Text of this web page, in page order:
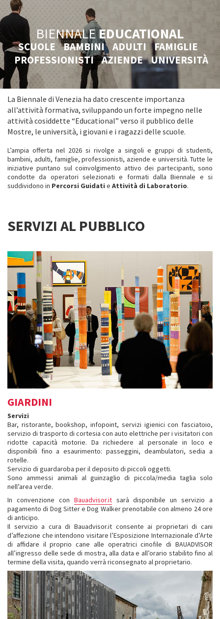
BIENNALEEDUCATIONAL
SCUOLE BAMBINI ADULTI FAMIGLIE
PROFESSIONISTI AZIENDE UNIVERSITÀ
La Biennale di Venezia ha dato crescente importanza
all’attività formativa, sviluppando un forte impegno nelle
attività cosiddette “Educational” verso il pubblico delle
Mostre, le università, i giovani e i ragazzi delle scuole.
L’ampia offerta nel 2026 si rivolge a singoli e gruppi di studenti,
bambini, adulti, famiglie, professionisti, aziende e università. Tutte le
iniziative puntano sul coinvolgimento attivo dei partecipanti, sono
condotte da operatori selezionati e formati dalla Biennale e si
suddividono in Percorsi Guidati e Attività di Laboratorio.
SERVIZI AL PUBBLICO
GIARDINI
Servizi
Bar, ristorante, bookshop, infopoint, servizi igienici con fasciatoio,
servizio di trasporto di cortesia con auto elettriche per i visitatori con
ridotte capacità motorie. Da richiedere al personale in loco e
disponibili fino a esaurimento: passeggini, deambulatori, sedia a
rotelle.
Servizio di guardaroba per il deposito di piccoli oggetti.
Sono ammessi animali al guinzaglio di piccola/media taglia solo
nell’area verde.
In convenzione con Bauadvisor.itsarà disponibile un servizio a
pagamento di Dog Sitter e Dog Walker prenotabile con almeno 24 ore
di anticipo.
Il servizio a cura di Bauadvisor.it consente ai proprietari di cani
d’affezione che intendono visitare l’Esposizione Internazionale d’Arte
di affidare il proprio cane alle operatrici cinofile di BAUADVISOR
all’ingresso delle sede di mostra, alla data e all’orario stabilito fino al
termine della visita, quando verrà riconsegnato al proprietario.